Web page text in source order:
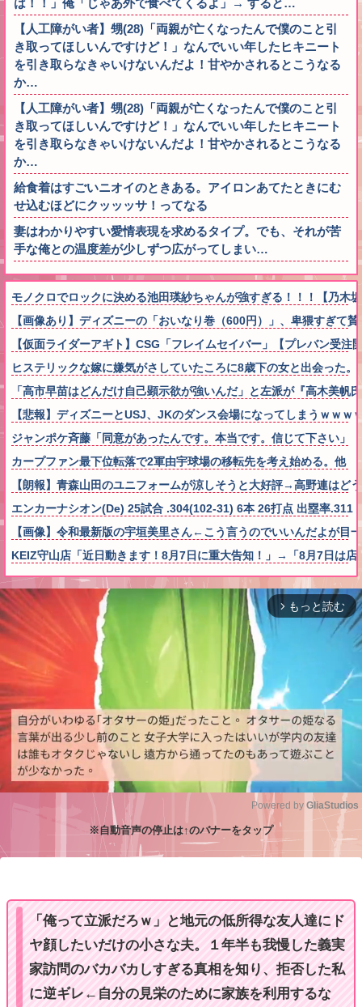
は！！」俺「じゃあ外で食べてくるよ」→ すると…
【人工障がい者】甥(28)「両親が亡くなったんで僕のこと引
き取ってほしいんですけど！」なんでいい年したヒキニート
を引き取らなきゃいけないんだよ！甘やかされるとこうなる
か…
【人工障がい者】甥(28)「両親が亡くなったんで僕のこと引
き取ってほしいんですけど！」なんでいい年したヒキニート
を引き取らなきゃいけないんだよ！甘やかされるとこうなる
か…
給食着はすごいニオイのときある。アイロンあてたときにむ
せ込むほどにクッッッサ！ってなる
妻はわかりやすい愛情表現を求めるタイプ。でも、それが苦
手な俺との温度差が少しずつ広がってしまい…
モノクロでロックに決める池田瑛紗ちゃんが強すぎる！！！【乃木
【画像あり】ディズニーの「おいなり巻（600円）」、卑猥すぎて
【仮面ライダーアギト】CSG「フレイムセイバー」【プレバン受注
ヒステリックな嫁に嫌気がさしていたころに8歳下の女と出会っ
「高市早苗はどんだけ自己顕示欲が強いんだ」と左派が『高木美
【悲報】ディズニーとUSJ、JKのダンス会場になってしまうｗｗｗ
ジャンポケ斉藤「同意があったんです。本当です。信じて下さい
カープファン最下位転落で2軍由宇球場の移転先を考え始める。他
【朗報】青森山田のユニフォームが涼しそうと大好評→高野連はど
エンカーナシオン(De) 25試合 .304(102-31) 6本 26打点 出塁率.311
【画像】令和最新版の宇垣美里さん←こう言うのでいいんだよが
KEIZ守山店「近日動きます！8月7日に重大告知！」→「8月7日は店
arrow_forward_ios もっと読む
Powered by GliaStudios
※自動音声の停止は↑のバナーをタップ
「俺って立派だろｗ」と地元の低所得な友人達にド
ヤ顔したいだけの小さな夫。１年半も我慢した義実
家訪問のバカバカしすぎる真相を知り、拒否した私
に逆ギレ←自分の見栄のために家族を利用するな